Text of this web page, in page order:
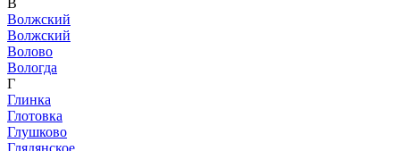
Волжский
Волжский
Волово
Вологда
Г
Глинка
Глотовка
Глушково
Глядянское